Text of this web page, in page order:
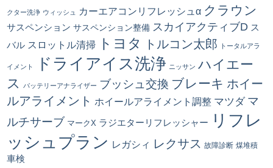
クター洗浄 ウィッシュ カーエアコンリフレッシュα クラウン
サスペンション サスペンション整備 スカイアクティブD ス
バル スロットル清掃 トヨタ トルコン太郎 トータルアラ
イメント ドライアイス洗浄 ニッサン ハイエー
ス
バッテリーアナライザー ブッシュ交換 ブレーキ ホイー
ルアライメント ホイールアライメント調整 マツダ マ
ルチサーブ マークX ラジエターリフレッシャー
リフレ
ッシュプラン レガシィ レクサス 故障診断 煤堆積
車検